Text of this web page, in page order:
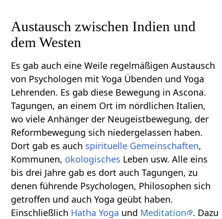
Austausch zwischen Indien und
dem Westen
Es gab auch eine Weile regelmäßigen Austausch
von Psychologen mit Yoga Übenden und Yoga
Lehrenden. Es gab diese Bewegung in Ascona.
Tagungen, an einem Ort im nördlichen Italien,
wo viele Anhänger der Neugeistbewegung, der
Reformbewegung sich niedergelassen haben.
Dort gab es auch spirituelle Gemeinschaften,
Kommunen, ökologisches Leben usw. Alle eins
bis drei Jahre gab es dort auch Tagungen, zu
denen führende Psychologen, Philosophen sich
getroffen und auch Yoga geübt haben.
Einschließlich Hatha Yoga und Meditation
. Dazu